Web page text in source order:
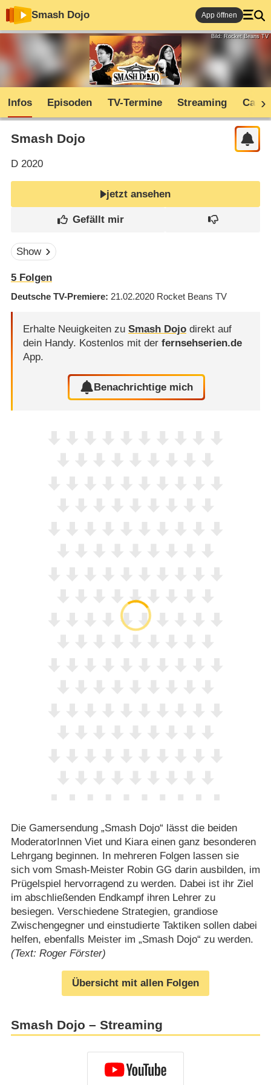
Smash Dojo App öffnen
Bild: Rocket Beans TV
Infos Episoden TV-Termine Streaming Cast
Smash Dojo
D2020
jetzt ansehen
Show
5Folgen
Deutsche TV-Premiere 21.02.2020 Rocket Beans TV
Erhalte Neuigkeiten zu Smash Dojodirekt auf
dein Handy. Kostenlos mit der fernsehserien.de
App.
Benachrichtige mich
Die Gamersendung „Smash Dojo“ lässt die beiden
ModeratorInnen Viet und Kiara einen ganz besonderen
Lehrgang beginnen. In mehreren Folgen lassen sie
sich vom Smash-Meister Robin GG darin ausbilden, im
Prügelspiel hervorragend zu werden. Dabei ist ihr Ziel
im abschließenden Endkampf ihren Lehrer zu
besiegen. Verschiedene Strategien, grandiose
Zwischengegner und einstudierte Taktiken sollen dabei
helfen, ebenfalls Meister im „Smash Dojo“ zu werden.
(Text: Roger Förster)
Übersicht mit allen Folgen
Smash Dojo – Streaming